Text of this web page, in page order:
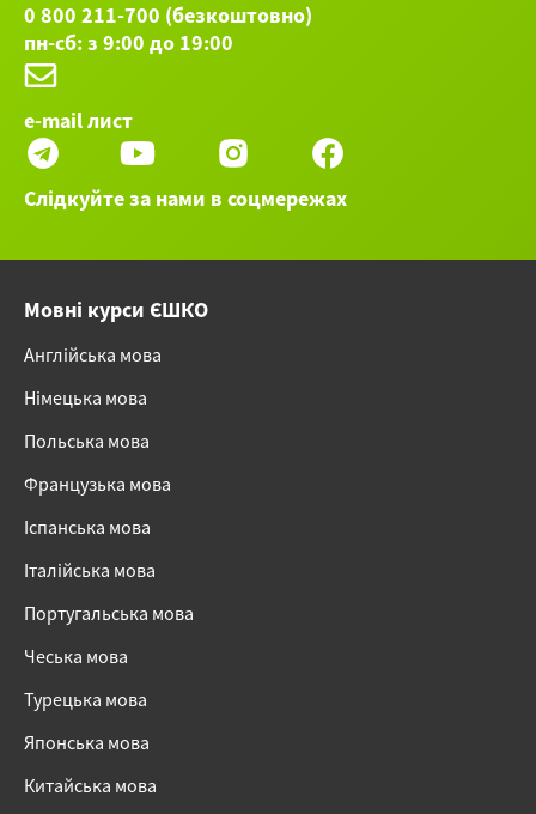
0 800 211-700 (безкоштовно)
пн-сб: з 9:00 до 19:00
e-mail лист
Слідкуйте за нами в соцмережах
Мовні курси ЄШКО
Англійська мова
Німецька мова
Польська мова
Французька мова
Іспанська мова
Італійська мова
Португальська мова
Чеська мова
Турецька мова
Японська мова
Китайська мова